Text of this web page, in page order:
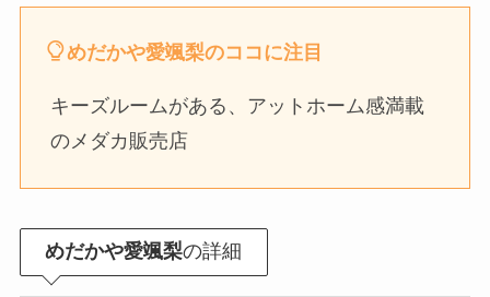
めだかや愛颯梨のココに注目
キーズルームがある、アットホーム感満載
のメダカ販売店
めだかや愛颯梨の詳細